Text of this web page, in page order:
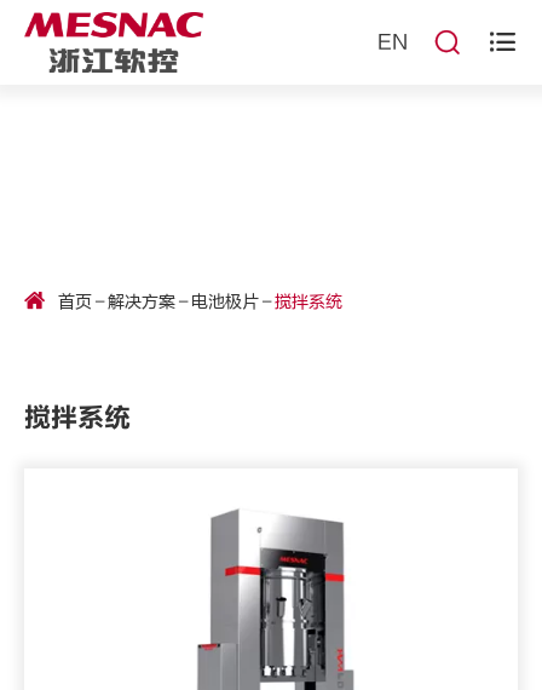
EN  
首页 解决方案 电池极片 搅拌系统
搅拌系统